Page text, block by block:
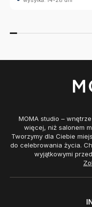
MOMA studio –
więcej, niż salonem
Tworzymy dla Ciebie
do celebrowania życia.
wyjątkowymi